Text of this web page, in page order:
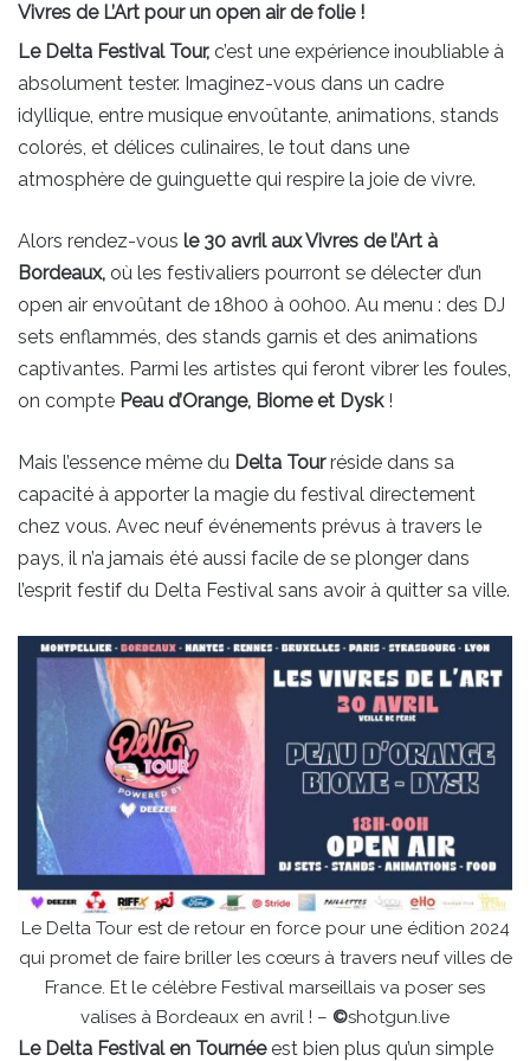
Vivres de L’Art pour un open air de folie !
Le Delta Festival Tour, c’est une expérience inoubliable à
absolument tester. Imaginez-vous dans un cadre
idyllique, entre musique envoûtante, animations, stands
colorés, et délices culinaires, le tout dans une
atmosphère de guinguette qui respire la joie de vivre.
Alors rendez-vous le 30 avril aux Vivres de l’Art à
Bordeaux, où les festivaliers pourront se délecter d’un
open air envoûtant de 18h00 à 00h00. Au menu : des DJ
sets enflammés, des stands garnis et des animations
captivantes. Parmi les artistes qui feront vibrer les foules,
on compte Peau d’Orange, Biome et Dysk!
Mais l’essence même du Delta Tourréside dans sa
capacité à apporter la magie du festival directement
chez vous. Avec neuf événements prévus à travers le
pays, il n’a jamais été aussi facile de se plonger dans
l’esprit festif du Delta Festival sans avoir à quitter sa ville.
Le Delta Tour est de retour en force pour une édition 2024
qui promet de faire briller les cœurs à travers neuf villes de
France. Et le célèbre Festival marseillais va poser ses
valises à Bordeaux en avril ! – ©shotgun.live
Le Delta Festival en Tournéeest bien plus qu’un simple